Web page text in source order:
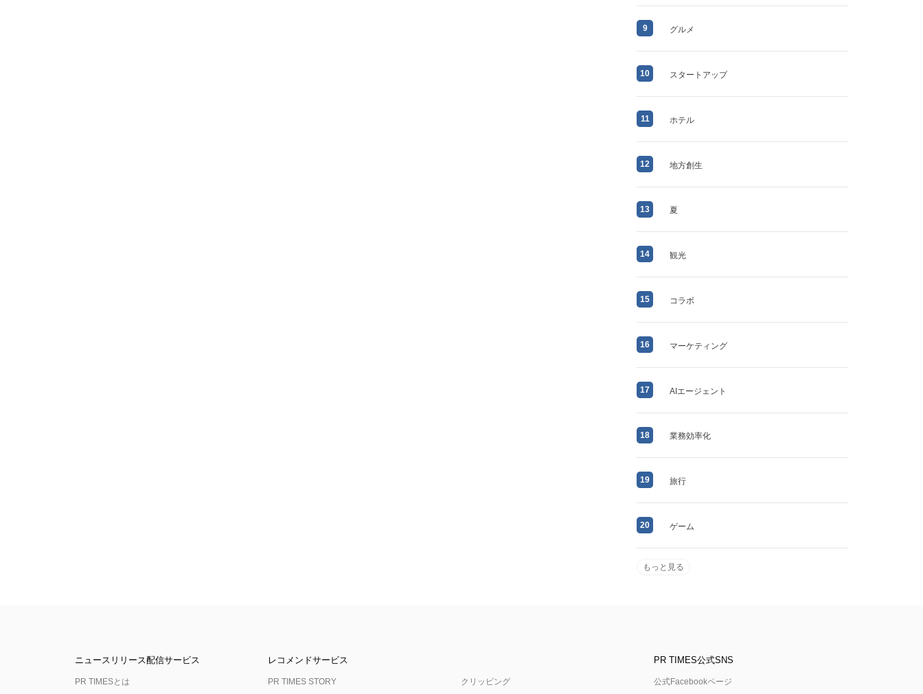
9 グルメ
10 スタートアップ
11 ホテル
12 地方創生
13 夏
14 観光
15 コラボ
16 マーケティング
17 AIエージェント
18 業務効率化
19 旅行
20 ゲーム
もっと見る
ニュースリリース配信サービス
PR TIMESとは
レコメンドサービス
PR TIMES STORY クリッピング
PR TIMES公式SNS
公式Facebookページ